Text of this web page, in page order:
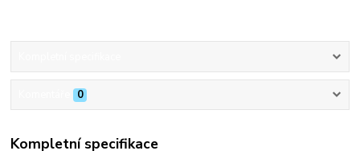
0
Kompletní specifikace